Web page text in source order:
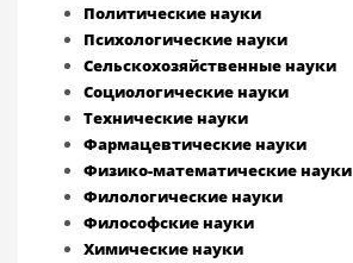
Политические науки
Психологические науки
Сельскохозяйственные науки
Социологические науки
Технические науки
Фармацевтические науки
Физико-математические науки
Филологические науки
Философские науки
Химические науки